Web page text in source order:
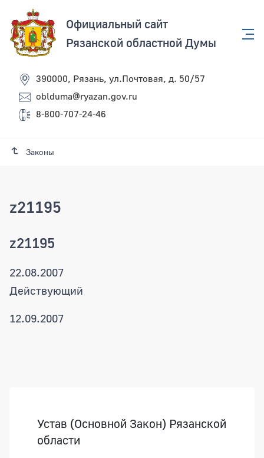
Официальный сайт
Рязанской областной Думы
390000, Рязань, ул.Почтовая, д. 50/57
oblduma@ryazan.gov.ru
8-800-707-24-46
Законы
z21195
z21195
22.08.2007
Действующий
12.09.2007
Устав (Основной Закон) Рязанской
области